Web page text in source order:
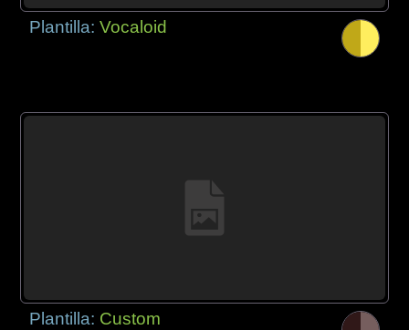
Plantilla:Vocaloid
Plantilla: Custom